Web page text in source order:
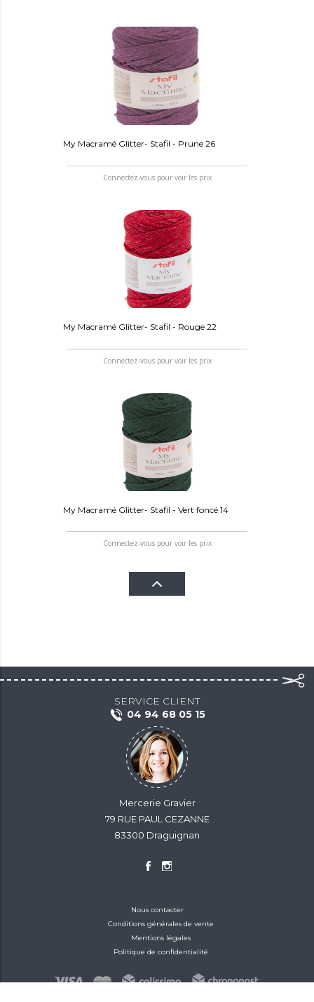
My Macramé Glitter- Stafil - Prune 26
Connectez-vous pour voir les prix
My Macramé Glitter- Stafil - Rouge 22
Connectez-vous pour voir les prix
My Macramé Glitter- Stafil - Vert foncé 14
Connectez-vous pour voir les prix
SERVICE CLIENT
04 94 68 05 15
Mercerie Gravier
79 RUE PAUL CEZANNE
83300 Draguignan
Nous contacter
Conditions générales de vente
Mentions légales
Politique de confidentialité